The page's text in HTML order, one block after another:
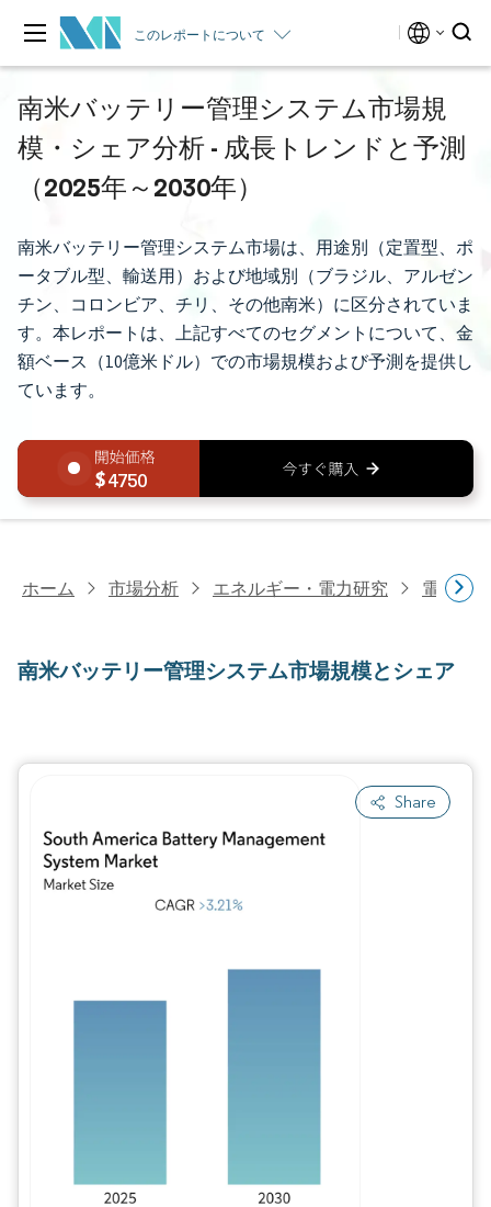
このレポートについて
南米バッテリー管理システム市場規
模・シェア分析 - 成長トレンドと予測
（2025年～2030年）
南米バッテリー管理システム市場は、用途別（定置型、ポ
ータブル型、輸送用）および地域別（ブラジル、アルゼン
チン、コロンビア、チリ、その他南米）に区分されていま
す。本レポートは、上記すべてのセグメントについて、金
額ベース（10億米ドル）での市場規模および予測を提供し
ています。
4750
ホーム 市場分析 エネルギー・電力研究 電池研究
南米バッテリー管理システム市場規模とシェア
Share